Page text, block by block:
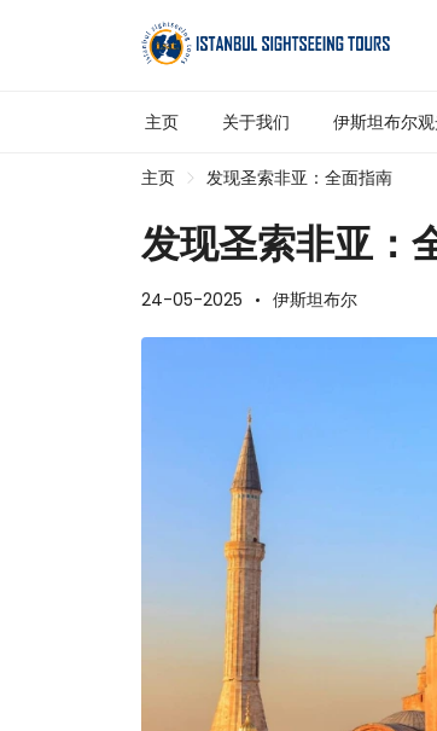
主页 关于我们 伊斯坦布尔
主页 发现圣索非亚：全面指南
发现圣索非亚：
24-05-2025 伊斯坦布尔